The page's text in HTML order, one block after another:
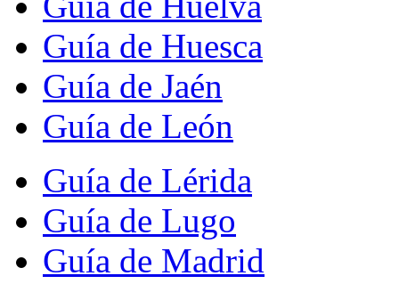
Guía de Huesca
Guía de Jaén
Guía de León
Guía de Lérida
Guía de Lugo
Guía de Madrid